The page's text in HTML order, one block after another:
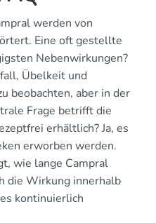
werden von
Eine oft gestellte
Nebenwirkungen?
Übelkeit und
beobachten, aber in der
Frage betrifft die
erhältlich? Ja, es
erworben werden.
wie lange Campral
die Wirkung innerhalb
kontinuierlich